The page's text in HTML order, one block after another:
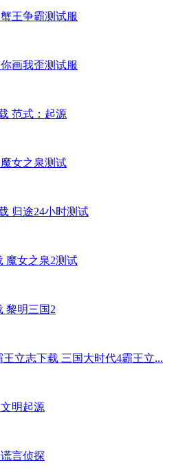
蟹王争霸测试服
你画我歪测试服
范式：起源
魔女之泉测试
归途24小时测试
魔女之泉2测试
黎明三国2
三国大时代4霸王立...
文明起源
谎言侦探